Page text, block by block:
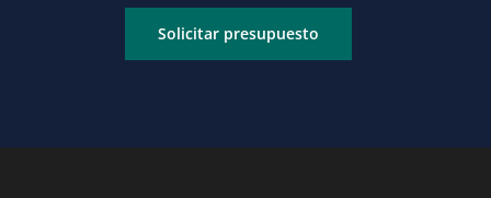
Solicitar presupuesto